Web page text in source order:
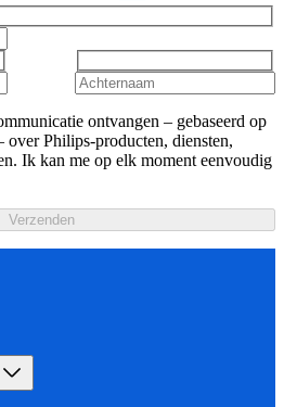
ontvangen – gebaseerd op
Philips-producten, diensten,
Ik kan me op elk moment eenvoudig
Verzenden